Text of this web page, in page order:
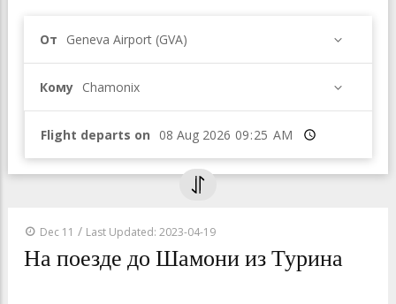
От Geneva Airport (GVA)
Кому Chamonix
Flight departs on Время
Dec 11 / Last Updated: 2023-04-19
На поезде до Шамони из Турина